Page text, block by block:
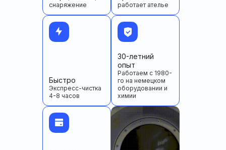
снаряжение
работает ателье
Быстро
Экспресс-чистка
4-8 часов
30-летний
опыт
Работаем с 1980-
го на немецком
оборудовании и
химии